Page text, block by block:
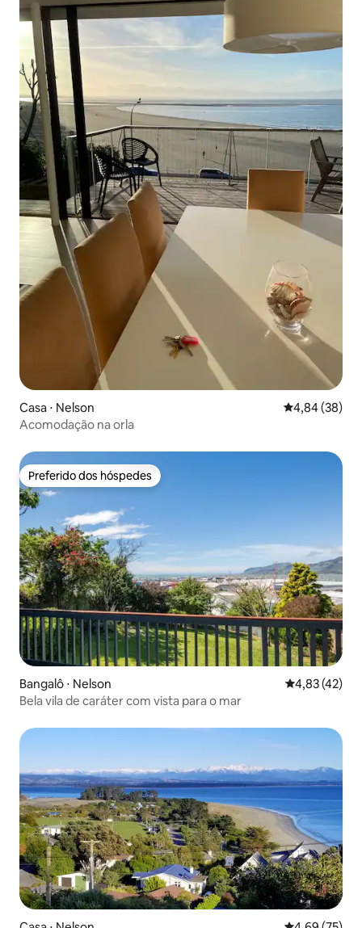
Casa ⋅ Nelson 4,84 de uma
4,84 (38)
Acomodação na orla
Preferido dos hóspedes
Preferido dos hóspedes
Bangalô ⋅ Nelson 4,83 de uma
4,83 (42)
Bela vila de caráter com vista para o mar